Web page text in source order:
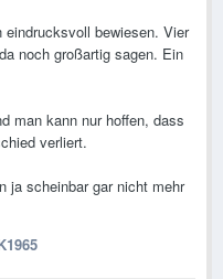
bewiesen. Vier
noch großartig sagen. Ein
man kann nur hoffen, dass
verliert.
ja scheinbar gar nicht mehr